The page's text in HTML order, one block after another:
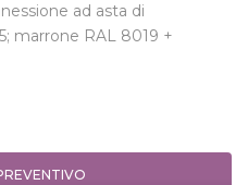
ad asta di
marrone RAL 8019 +